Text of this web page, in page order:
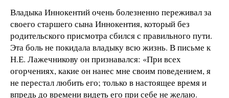
Владыка Иннокентий очень болезненно переживал за
своего старшего сына Иннокентия, который без
родительского присмотра сбился с правильного пути.
Эта боль не покидала владыку всю жизнь. В письме к
Н.Е. Лажечникову он признавался: «При всех
огорчениях, какие он нанес мне своим поведением, я
не перестал любить его; только в настоящее время и
впредь до времени видеть его при себе не желаю.